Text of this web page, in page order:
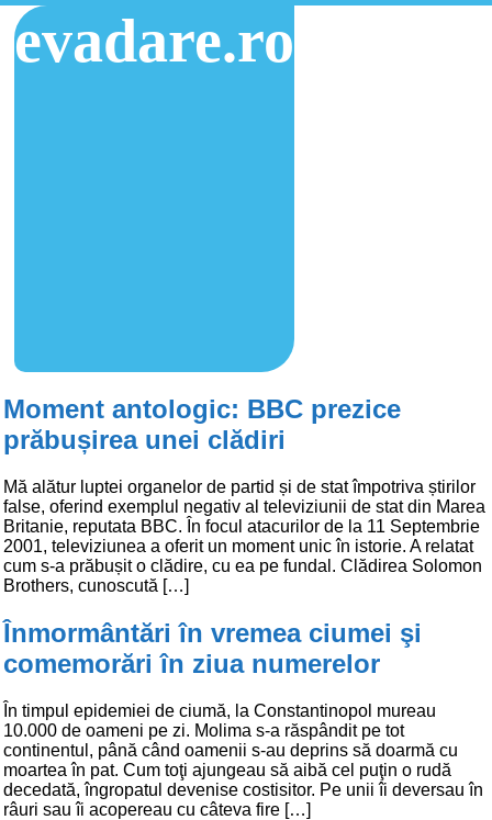
evadare.ro
Moment antologic: BBC prezice
prăbușirea unei clădiri
Mă alătur luptei organelor de partid și de stat împotriva știrilor
false, oferind exemplul negativ al televiziunii de stat din Marea
Britanie, reputata BBC. În focul atacurilor de la 11 Septembrie
2001, televiziunea a oferit un moment unic în istorie. A relatat
cum s-a prăbușit o clădire, cu ea pe fundal. Clădirea Solomon
Brothers, cunoscută […]
Înmormântări în vremea ciumei şi
comemorări în ziua numerelor
În timpul epidemiei de ciumă, la Constantinopol mureau
10.000 de oameni pe zi. Molima s-a răspândit pe tot
continentul, până când oamenii s-au deprins să doarmă cu
moartea în pat. Cum toţi ajungeau să aibă cel puţin o rudă
decedată, îngropatul devenise costisitor. Pe unii îi deversau în
râuri sau îi acopereau cu câteva fire […]